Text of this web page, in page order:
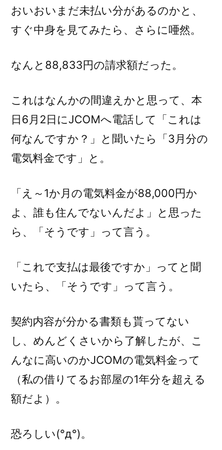
おいおいまだ未払い分があるのかと、
すぐ中身を見てみたら、さらに唖然。
なんと88,833円の請求額だった。
これはなんかの間違えかと思って、本
日6月2日にJCOMへ電話して「これは
何なんですか？」と聞いたら「3月分の
電気料金です」と。
「え～1か月の電気料金が88,000円か
よ、誰も住んでないんだよ」と思った
ら、「そうです」って言う。
「これで支払は最後ですか」ってと聞
いたら、「そうです」って言う。
契約内容が分かる書類も貰ってない
し、めんどくさいから了解したが、こ
んなに高いのかJCOMの電気料金って
（私の借りてるお部屋の1年分を超える
額だよ）。
恐ろしい(°д°)。